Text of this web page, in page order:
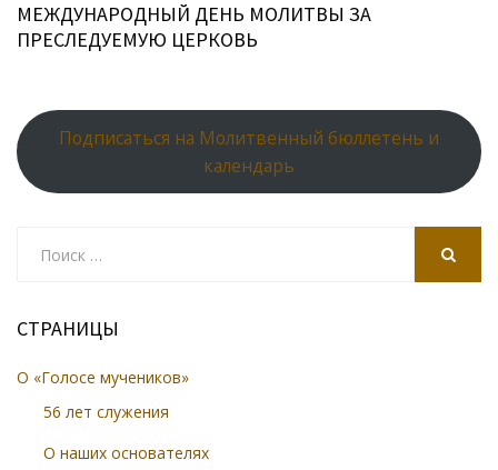
МЕЖДУНАРОДНЫЙ ДЕНЬ МОЛИТВЫ ЗА
ПРЕСЛЕДУЕМУЮ ЦЕРКОВЬ
Подписаться на Молитвенный бюллетень и
календарь
СТРАНИЦЫ
О «Голосе мучеников»
56 лет служения
О наших основателях